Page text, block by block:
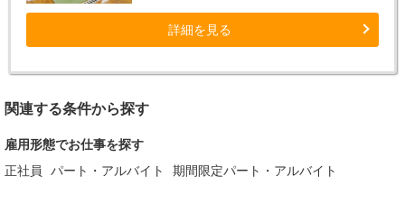
詳細を見る
関連する条件から探す
雇用形態でお仕事を探す
正社員
パート・アルバイト 期間限定パート・アルバイト